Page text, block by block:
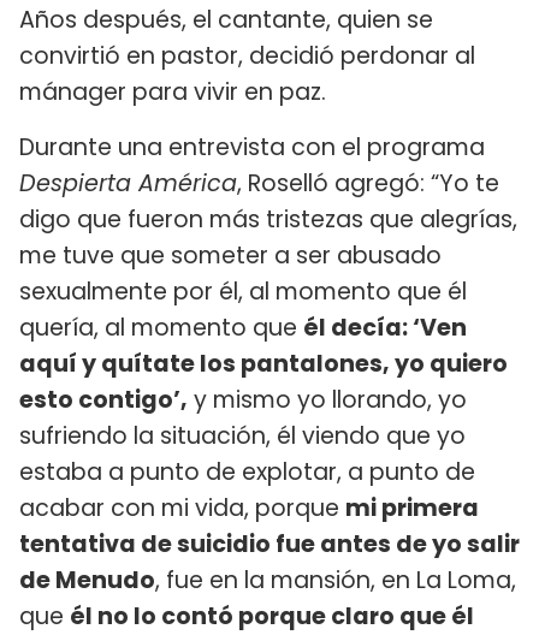
Años después, el cantante, quien se
convirtió en pastor, decidió perdonar al
mánager para vivir en paz.
Durante una entrevista con el programa
Despierta América, Roselló agregó: “Yo te
digo que fueron más tristezas que alegrías,
me tuve que someter a ser abusado
sexualmente por él, al momento que él
quería, al momento que él decía: ‘Ven
aquí y quítate los pantalones, yo quiero
esto contigo’, y mismo yo llorando, yo
sufriendo la situación, él viendo que yo
estaba a punto de explotar, a punto de
acabar con mi vida, porque mi primera
tentativa de suicidio fue antes de yo salir
de Menudo, fue en la mansión, en La Loma,
que él no lo contó porque claro que él